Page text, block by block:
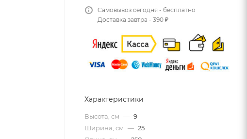
Самовывоз сегодня - бесплатно
Доставка завтра - 390 ₽
Характеристики
Высота, см — 9
Ширина, см — 25